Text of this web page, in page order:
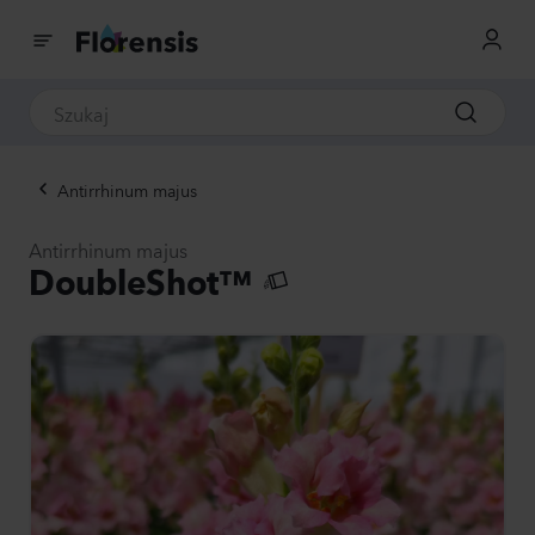
Antirrhinum majus
Antirrhinum majus
DoubleShot™